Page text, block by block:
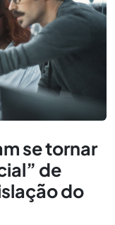
se tornar
de
do